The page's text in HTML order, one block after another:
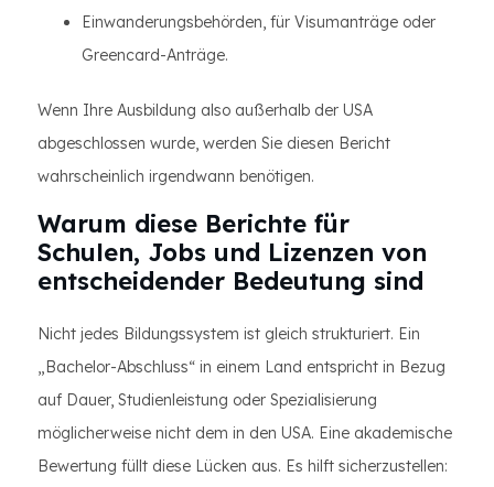
Einwanderungsbehörden, für Visumanträge oder
Greencard-Anträge.
Wenn Ihre Ausbildung also außerhalb der USA
abgeschlossen wurde, werden Sie diesen Bericht
wahrscheinlich irgendwann benötigen.
Warum diese Berichte für
Schulen, Jobs und Lizenzen von
entscheidender Bedeutung sind
Nicht jedes Bildungssystem ist gleich strukturiert. Ein
„Bachelor-Abschluss“ in einem Land entspricht in Bezug
auf Dauer, Studienleistung oder Spezialisierung
möglicherweise nicht dem in den USA. Eine akademische
Bewertung füllt diese Lücken aus. Es hilft sicherzustellen: